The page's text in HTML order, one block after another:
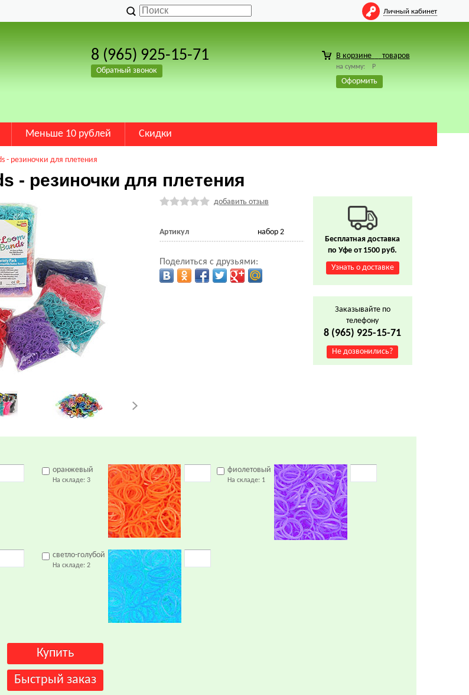
Личный кабинет
8 (965) 925-15-71
Обратный звонок
В корзине товаров
на сумму: Р
Оформить
Меньше 10 рублей Скидки
- резиночки для плетения
- резиночки для плетения
добавить отзыв
Артикул набор 2
Поделиться с друзьями:
оранжевый
На складе:3
светло-голубой
На складе:2
фиолетовый
На складе: 1
Бесплатная доставка
по Уфе от 1500 руб.
Узнать о доставке
Заказывайте по
телефону
8 (965) 925-15-71
Не дозвонились?